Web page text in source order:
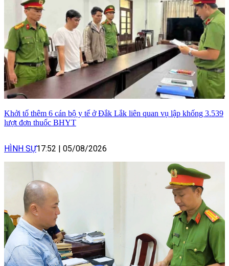
Khởi tố thêm 6 cán bộ y tế ở Đắk Lắk liên quan vụ lập khống 3.539
lượt đơn thuốc BHYT
HÌNH SỰ17:52 05/08/2026